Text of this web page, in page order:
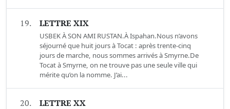
19. LETTRE XIX
USBEK À SON AMI RUSTAN.À Ispahan.Nous n’avons
séjourné que huit jours à Tocat : après trente-cinq
jours de marche, nous sommes arrivés à Smyrne.De
Tocat à Smyrne, on ne trouve pas une seule ville qui
mérite qu’on la nomme. J’ai...
20. LETTRE XX